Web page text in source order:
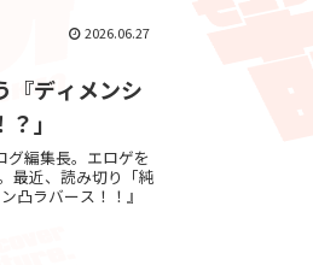
2026.06.27
『ディメンシ
」
編集長。エロゲを
最近、読み切り「純
凸ラバース！！』